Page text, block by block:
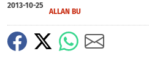
2013-10-25
ALLAN BU